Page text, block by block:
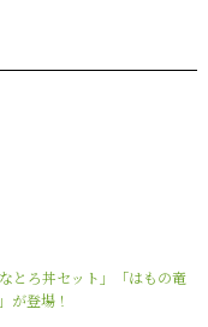
とろ丼セット」「はもの竜
が登場！